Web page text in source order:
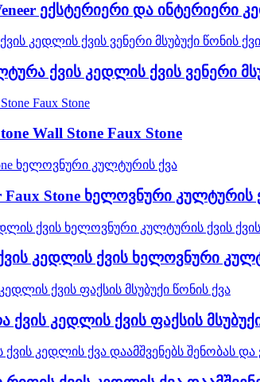
ექსტერიერი და ინტერიერი
ქვის კედლის ქვის ვენერი
Wall Stone Faux Stone
Faux Stone ხელოვნური კულტურის
კედლის ქვის ხელოვნური
კედლის ქვის ფაქსის